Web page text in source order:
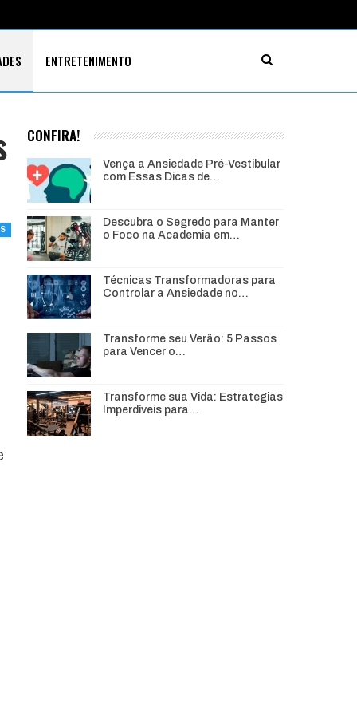
ENTRETENIMENTO
CONFIRA!
Vença a Ansiedade Pré-Vestibular
com Essas Dicas de…
Descubra o Segredo para Manter
o Foco na Academia em…
Técnicas Transformadoras para
Controlar a Ansiedade no…
Transforme seu Verão: 5 Passos
para Vencer o…
Transforme sua Vida: Estrategias
Imperdíveis para…